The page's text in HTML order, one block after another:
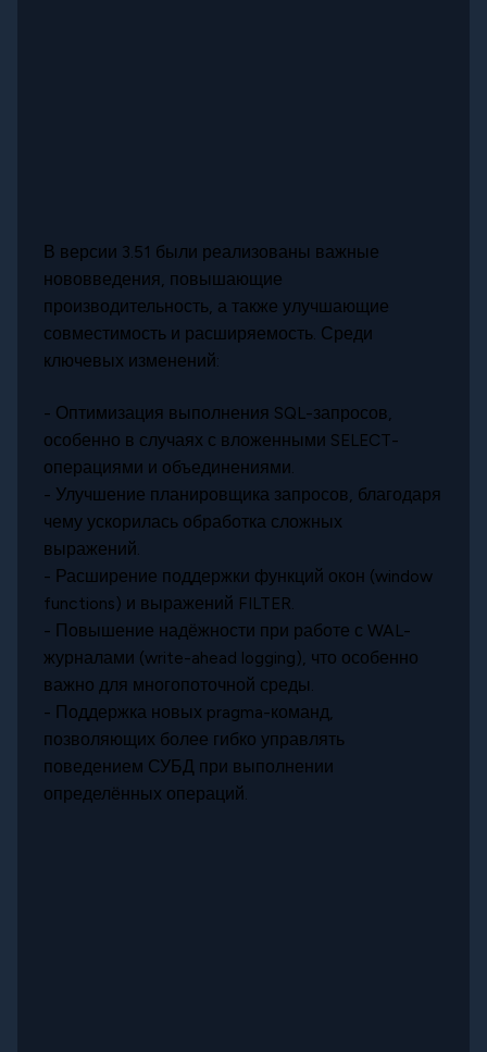
В версии 3.51 были реализованы важные
нововведения, повышающие
производительность, а также улучшающие
совместимость и расширяемость. Среди
ключевых изменений:
- Оптимизация выполнения SQL-запросов,
особенно в случаях с вложенными SELECT-
операциями и объединениями.
- Улучшение планировщика запросов, благодаря
чему ускорилась обработка сложных
выражений.
- Расширение поддержки функций окон (window
functions) и выражений FILTER.
- Повышение надёжности при работе с WAL-
журналами (write-ahead logging), что особенно
важно для многопоточной среды.
- Поддержка новых pragma-команд,
позволяющих более гибко управлять
поведением СУБД при выполнении
определённых операций.